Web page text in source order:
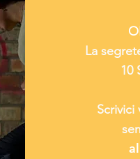
La
10
Scrivici